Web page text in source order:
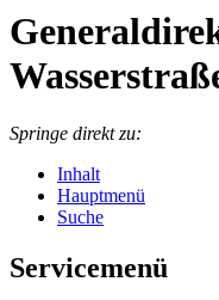
Springe direkt zu:
Inhalt
Hauptmenü
Suche
Servicemenü